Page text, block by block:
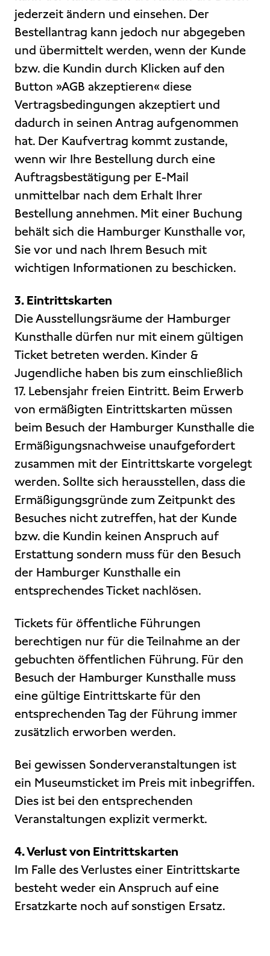
jederzeit ändern und einsehen. Der
Bestellantrag kann jedoch nur abgegeben
und übermittelt werden, wenn der Kunde
bzw. die Kundin durch Klicken auf den
Button »AGB akzeptieren« diese
Vertragsbedingungen akzeptiert und
dadurch in seinen Antrag aufgenommen
hat. Der Kaufvertrag kommt zustande,
wenn wir Ihre Bestellung durch eine
Auftragsbestätigung per E-Mail
unmittelbar nach dem Erhalt Ihrer
Bestellung annehmen. Mit einer Buchung
behält sich die Hamburger Kunsthalle vor,
Sie vor und nach Ihrem Besuch mit
wichtigen Informationen zu beschicken.
3. Eintrittskarten
Die Ausstellungsräume der Hamburger
Kunsthalle dürfen nur mit einem gültigen
Ticket betreten werden. Kinder &
Jugendliche haben bis zum einschließlich
17. Lebensjahr freien Eintritt. Beim Erwerb
von ermäßigten Eintrittskarten müssen
beim Besuch der Hamburger Kunsthalle die
Ermäßigungsnachweise unaufgefordert
zusammen mit der Eintrittskarte vorgelegt
werden. Sollte sich herausstellen, dass die
Ermäßigungsgründe zum Zeitpunkt des
Besuches nicht zutreffen, hat der Kunde
bzw. die Kundin keinen Anspruch auf
Erstattung sondern muss für den Besuch
der Hamburger Kunsthalle ein
entsprechendes Ticket nachlösen.
Tickets für öffentliche Führungen
berechtigen nur für die Teilnahme an der
gebuchten öffentlichen Führung. Für den
Besuch der Hamburger Kunsthalle muss
eine gültige Eintrittskarte für den
entsprechenden Tag der Führung immer
zusätzlich erworben werden.
Bei gewissen Sonderveranstaltungen ist
ein Museumsticket im Preis mit inbegriffen.
Dies ist bei den entsprechenden
Veranstaltungen explizit vermerkt.
4. Verlust von Eintrittskarten
Im Falle des Verlustes einer Eintrittskarte
besteht weder ein Anspruch auf eine
Ersatzkarte noch auf sonstigen Ersatz.